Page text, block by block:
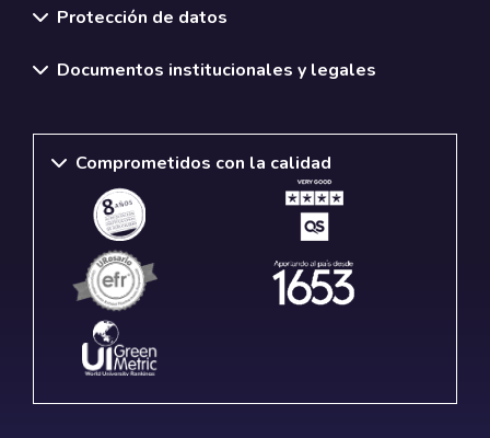
Protección de datos
Documentos institucionales y legales
Comprometidos con la calidad